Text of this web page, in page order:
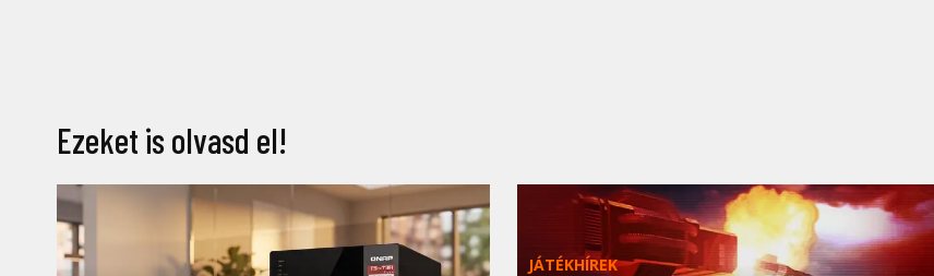
Ezeket is olvasd el!
JÁTÉKHÍREK